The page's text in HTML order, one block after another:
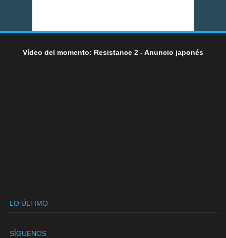
Vídeo del momento: Resistance 2 - Anuncio japonés
LO ÚLTIMO
SÍGUENOS